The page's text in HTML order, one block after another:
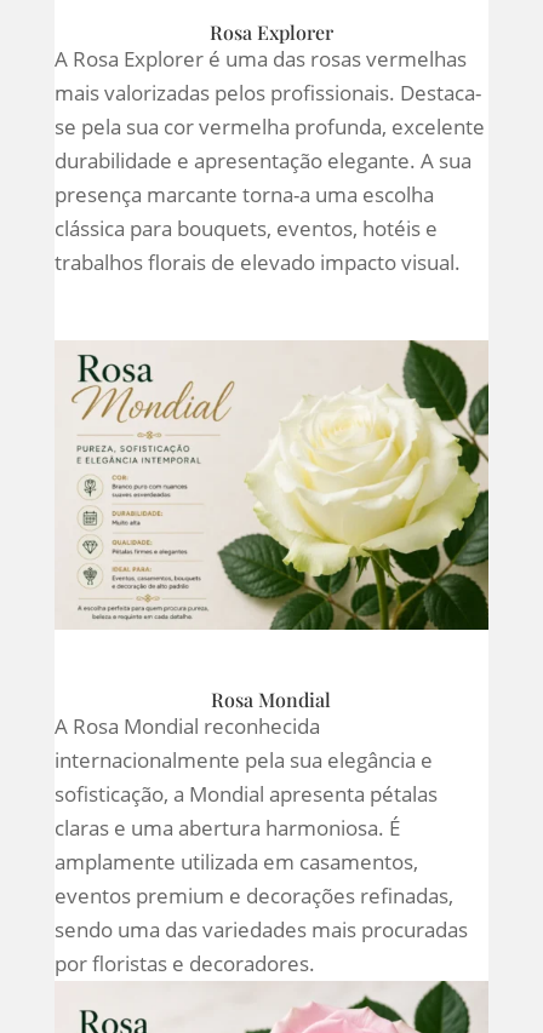
Rosa Explorer
A Rosa Explorer é uma das rosas vermelhas
mais valorizadas pelos profissionais. Destaca-
se pela sua cor vermelha profunda, excelente
durabilidade e apresentação elegante. A sua
presença marcante torna-a uma escolha
clássica para bouquets, eventos, hotéis e
trabalhos florais de elevado impacto visual.
Rosa Mondial
A Rosa Mondial reconhecida
internacionalmente pela sua elegância e
sofisticação, a Mondial apresenta pétalas
claras e uma abertura harmoniosa. É
amplamente utilizada em casamentos,
eventos premium e decorações refinadas,
sendo uma das variedades mais procuradas
por floristas e decoradores.